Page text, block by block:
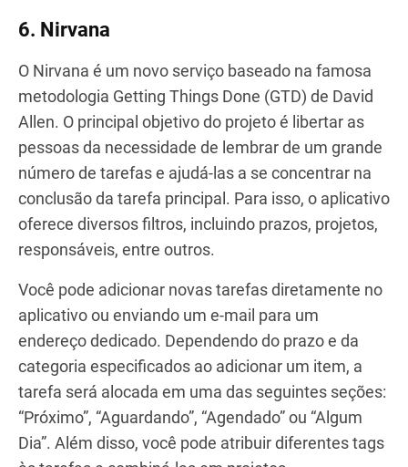
6. Nirvana
O Nirvana é um novo serviço baseado na famosa
metodologia Getting Things Done (GTD) de David
Allen. O principal objetivo do projeto é libertar as
pessoas da necessidade de lembrar de um grande
número de tarefas e ajudá-las a se concentrar na
conclusão da tarefa principal. Para isso, o aplicativo
oferece diversos filtros, incluindo prazos, projetos,
responsáveis, entre outros.
Você pode adicionar novas tarefas diretamente no
aplicativo ou enviando um e-mail para um
endereço dedicado. Dependendo do prazo e da
categoria especificados ao adicionar um item, a
tarefa será alocada em uma das seguintes seções:
“Próximo”, “Aguardando”, “Agendado” ou “Algum
Dia”. Além disso, você pode atribuir diferentes tags